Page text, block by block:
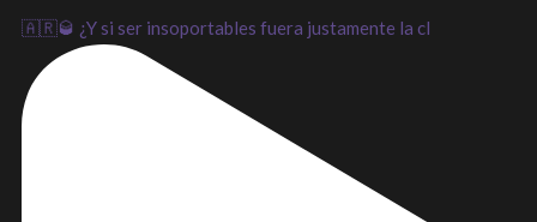
🇦🇷🥃 ¿Y si ser insoportables fuera justamente la cl